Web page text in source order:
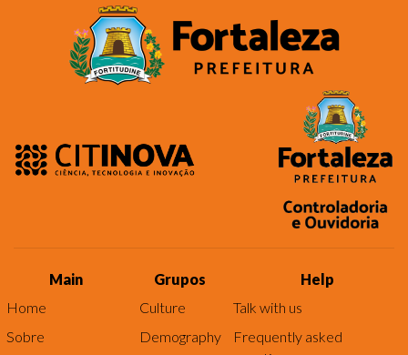
Main
Home
Sobre
Grupos
Culture
Demography
Help
Talk with us
Frequently asked